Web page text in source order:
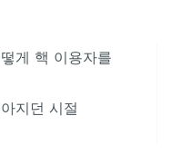
게 핵 이용자를
지던 시절